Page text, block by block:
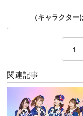
（キャラクタ
1
関連記事